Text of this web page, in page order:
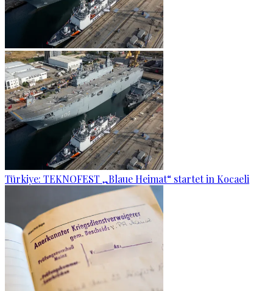
Türkiye: TEKNOFEST „Blaue Heimat“ startet in Kocaeli